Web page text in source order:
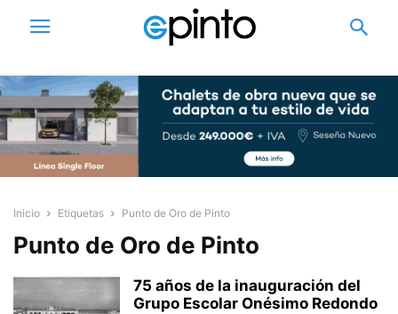
Inicio Etiquetas Punto de Oro de Pinto
Punto de Oro de Pinto
75 años de la inauguración del
Grupo Escolar Onésimo Redondo